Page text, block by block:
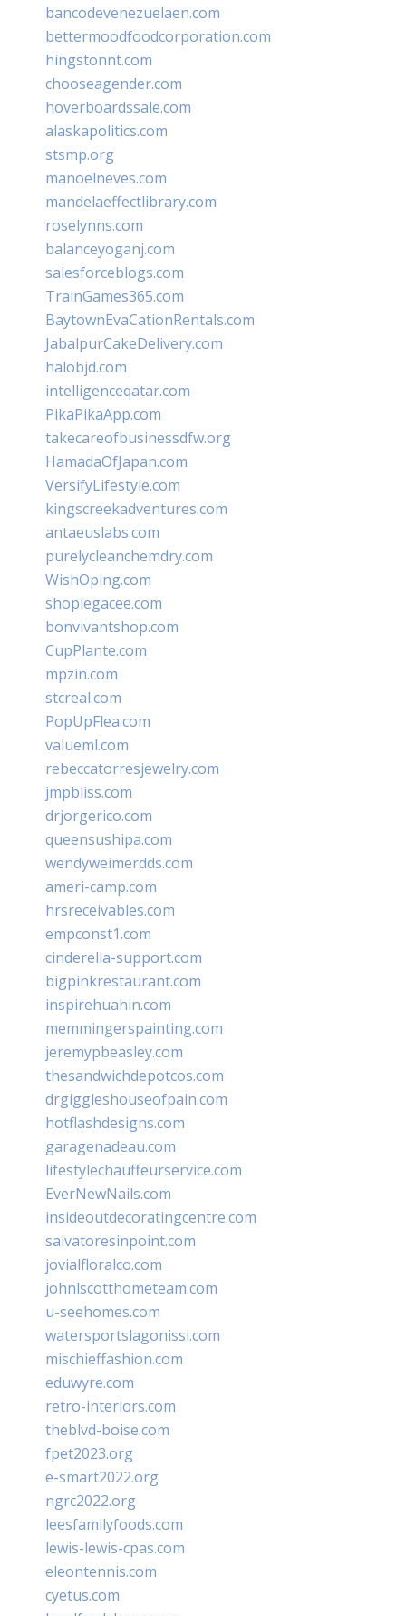
bancodevenezuelaen.com
bettermoodfoodcorporation.com
hingstonnt.com
chooseagender.com
hoverboardssale.com
alaskapolitics.com
stsmp.org
manoelneves.com
mandelaeffectlibrary.com
roselynns.com
balanceyoganj.com
salesforceblogs.com
TrainGames365.com
BaytownEvaCationRentals.com
JabalpurCakeDelivery.com
halobjd.com
intelligenceqatar.com
PikaPikaApp.com
takecareofbusinessdfw.org
HamadaOfJapan.com
VersifyLifestyle.com
kingscreekadventures.com
antaeuslabs.com
purelycleanchemdry.com
WishOping.com
shoplegacee.com
bonvivantshop.com
CupPlante.com
mpzin.com
stcreal.com
PopUpFlea.com
valueml.com
rebeccatorresjewelry.com
jmpbliss.com
drjorgerico.com
queensushipa.com
wendyweimerdds.com
ameri-camp.com
hrsreceivables.com
empconst1.com
cinderella-support.com
bigpinkrestaurant.com
inspirehuahin.com
memmingerspainting.com
jeremypbeasley.com
thesandwichdepotcos.com
drgiggleshouseofpain.com
hotflashdesigns.com
garagenadeau.com
lifestylechauffeurservice.com
EverNewNails.com
insideoutdecoratingcentre.com
salvatoresinpoint.com
jovialfloralco.com
johnlscotthometeam.com
u-seehomes.com
watersportslagonissi.com
mischieffashion.com
eduwyre.com
retro-interiors.com
theblvd-boise.com
fpet2023.org
e-smart2022.org
ngrc2022.org
leesfamilyfoods.com
lewis-lewis-cpas.com
eleontennis.com
cyetus.com